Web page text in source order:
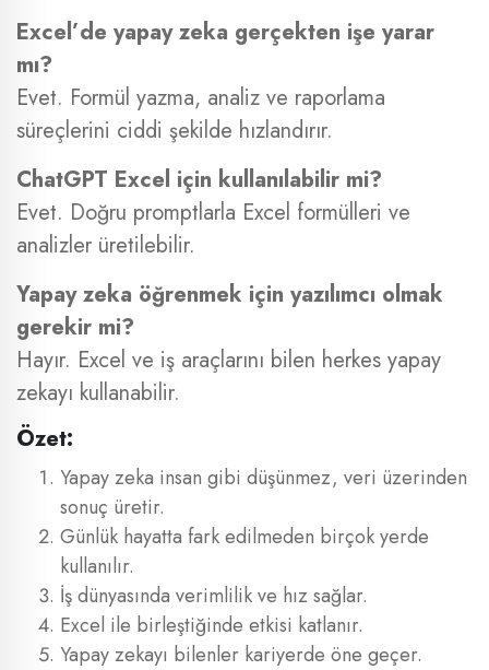
Excel’de yapay zeka gerçekten işe yarar
mı?
Evet. Formül yazma, analiz ve raporlama
süreçlerini ciddi şekilde hızlandırır.
ChatGPT Excel için kullanılabilir mi?
Evet. Doğru promptlarla Excel formülleri ve
analizler üretilebilir.
Yapay zeka öğrenmek için yazılımcı olmak
gerekir mi?
Hayır. Excel ve iş araçlarını bilen herkes yapay
zekayı kullanabilir.
Özet:
Yapay zeka insan gibi düşünmez, veri üzerinden
sonuç üretir.
Günlük hayatta fark edilmeden birçok yerde
kullanılır.
İş dünyasında verimlilik ve hız sağlar.
Excel ile birleştiğinde etkisi katlanır.
Yapay zekayı bilenler kariyerde öne geçer.